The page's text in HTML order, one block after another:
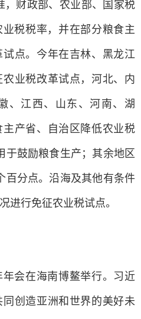
财政部、农业部、国家税
税税率，并在部分粮食主
点。今年在吉林、黑龙江
业税改革试点，河北、内
、江西、山东、河南、湖
产省、自治区降低农业税
于鼓励粮食生产；其余地区
百分点。沿海及其他有条件
进行免征农业税试点。
会在海南博鳌举行。习近
创造亚洲和世界的美好未